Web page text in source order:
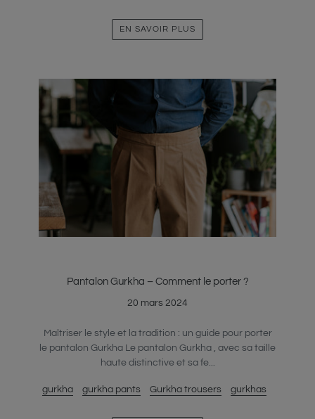
EN SAVOIR PLUS
Pantalon Gurkha – Comment le porter ?
20 mars 2024
Maîtriser le style et la tradition : un guide pour porter
le pantalon Gurkha Le pantalon Gurkha , avec sa taille
haute distinctive et sa fe...
gurkha gurkha pants Gurkha trousers gurkhas